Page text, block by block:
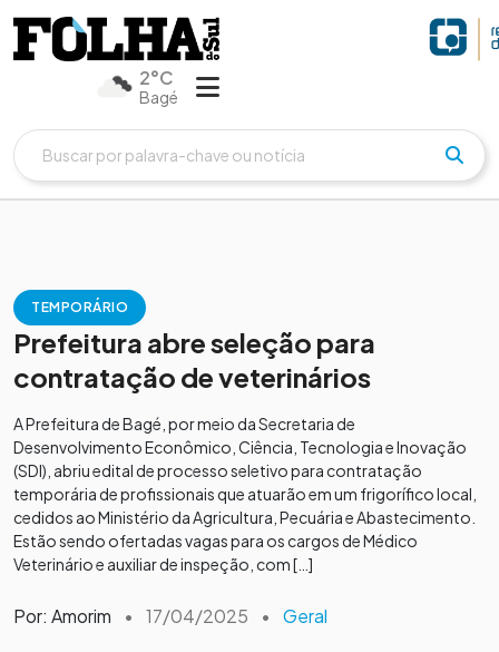
2°C
Bagé
TEMPORÁRIO
Prefeitura abre seleção para
contratação de veterinários
A Prefeitura de Bagé, por meio da Secretaria de
Desenvolvimento Econômico, Ciência, Tecnologia e Inovação
(SDI), abriu edital de processo seletivo para contratação
temporária de profissionais que atuarão em um frigorífico local,
cedidos ao Ministério da Agricultura, Pecuária e Abastecimento.
Estão sendo ofertadas vagas para os cargos de Médico
Veterinário e auxiliar de inspeção, com […]
Por: Amorim • 17/04/2025 • Geral